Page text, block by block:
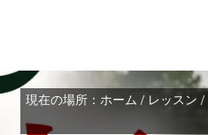
現在の場所： ホーム / レッスン /